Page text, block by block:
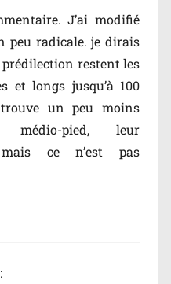
J’ai modifié
peu radicale. je dirais
restent les
et longs jusqu’à 100
un peu moins
médio-pied, leur
ce n’est pas